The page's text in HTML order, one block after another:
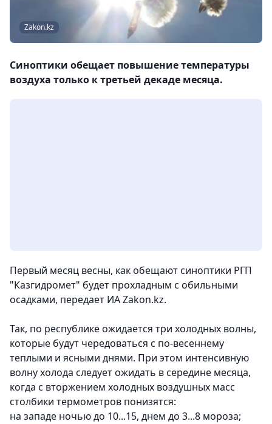
Zakon.kz
Синоптики обещает повышение температуры
воздуха только к третьей декаде месяца.
Первый месяц весны, как обещают синоптики РГП
"Казгидромет" будет прохладным с обильными
осадками, передает ИА Zakon.kz.
Так, по республике ожидается три холодных волны,
которые будут чередоваться с по-весеннему
теплыми и ясными днями. При этом интенсивную
волну холода следует ожидать в середине месяца,
когда с вторжением холодных воздушных масс
столбики термометров понизятся:
на западе ночью до 10...15, днем до 3...8 мороза;